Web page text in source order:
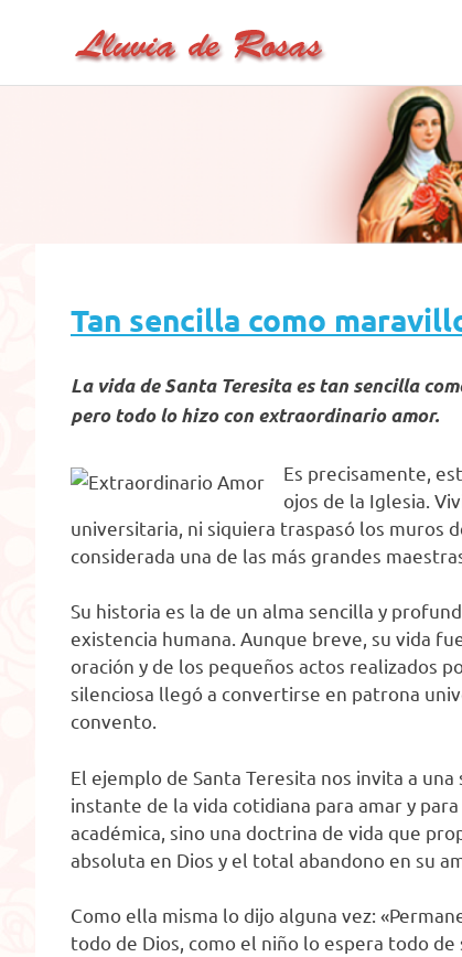
de
Tan sencilla como
La vida de Santa Teresita es tan sencilla
pero todo lo hizo con extraordinario amor.
Es precisamente,
ojos de la Iglesia.
universitaria, ni siquiera traspasó los muros
considerada una de las más grandes
Su historia es la de un alma sencilla y
existencia humana. Aunque breve, su vida
oración y de los pequeños actos realizados
silenciosa llegó a convertirse en patrona
convento.
El ejemplo de Santa Teresita nos invita a
instante de la vida cotidiana para amar y
académica, sino una doctrina de vida que
absoluta en Dios y el total abandono en su
Como ella misma lo dijo alguna vez:
todo de Dios, como el niño lo espera todo